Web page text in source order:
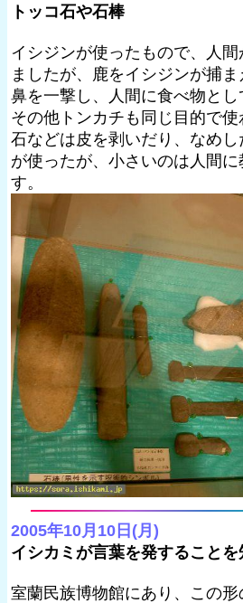
トッコ石や石棒
イシジンが使ったもので、人
ましたが、鹿をイシジンが捕
鼻を一撃し、人間に食べ物とし
その他トンカチも同じ目的で
石などは皮を剥いだり、なめ
が使ったが、小さいのは人間
す。
2005年10月10日(月)
イシカミが言葉を発することを
室蘭民族博物館にあり、この